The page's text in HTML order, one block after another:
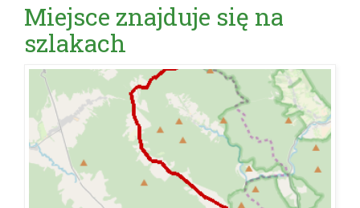
Miejsce znajduje się na
szlakach